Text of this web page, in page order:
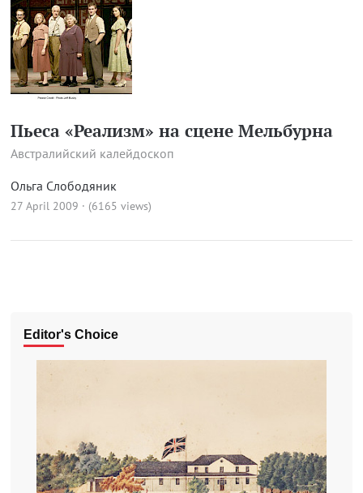
Пьеса «Реализм» на сцене Мельбурна
Австралийский калейдоскоп
Ольга Слободяник
27 April 2009 · (6165 views)
Editor's Choice